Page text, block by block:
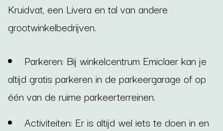
Kruidvat, een Livera en tal van andere
grootwinkelbedrijven.
Parkeren: Bij winkelcentrum Emiclaer kan je
altijd gratis parkeren in de parkeergarage of op
één van de ruime parkeerterreinen.
Activiteiten: Er is altijd wel iets te doen in en